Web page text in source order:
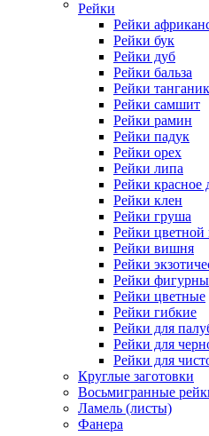
Рейки
Рейки
Рейки бук
Рейки дуб
Рейки бальза
Рейки
Рейки самшит
Рейки рамин
Рейки падук
Рейки орех
Рейки липа
Рейки красное
Рейки клен
Рейки груша
Рейки цветной
Рейки вишня
Рейки
Рейки
Рейки цветные
Рейки гибкие
Рейки для
Рейки для
Рейки для
Круглые заготовки
Восьмигранные
Ламель (листы)
Фанера